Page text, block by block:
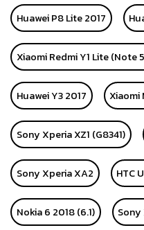
Huawei P8 Lite 2017
Xiaomi Redmi Y1 Lite (Note
Huawei Y3 2017 Xiaomi
Sony Xperia XZ1 (G8341)
Sony Xperia XA2 HTC
Nokia 6 2018 (6.1)